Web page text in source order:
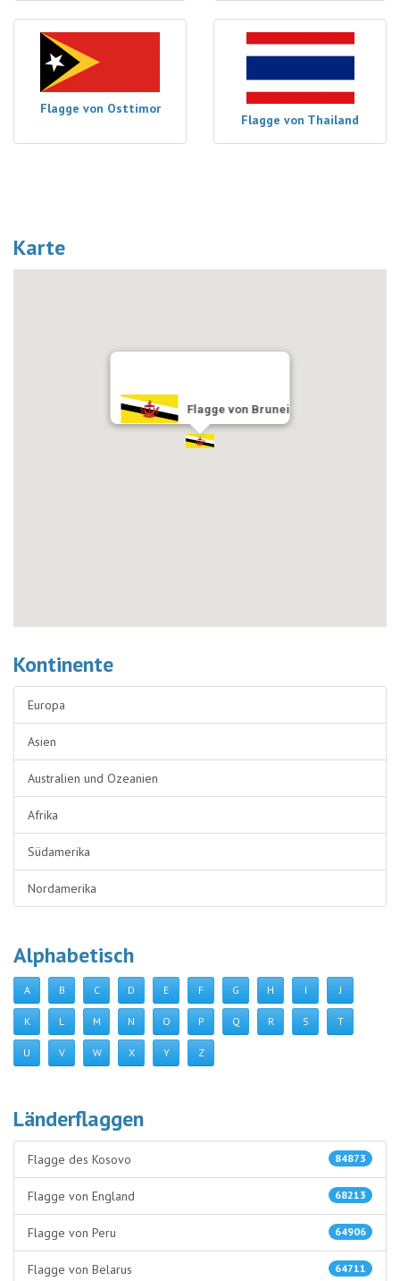
Flagge von Osttimor
Flagge von Thailand
Karte
Flagge von Brunei
Kontinente
Europa
Asien
Australien und Ozeanien
Afrika
Südamerika
Nordamerika
Alphabetisch
A B C D E F G H I J
K L M N O P Q R S T
U V W X Y Z
Länderflaggen
84873
Flagge des Kosovo
68213
Flagge von England
64906
Flagge von Peru
64711
Flagge von Belarus